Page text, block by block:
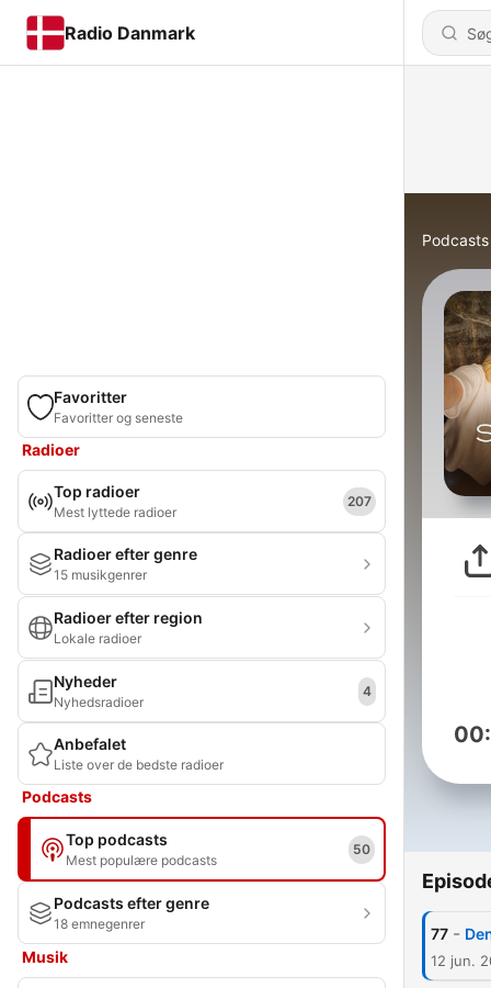
Radio Danmark
Favoritter
Favoritter og seneste
Radioer
Top radioer
Mest lyttede radioer
207
Radioer efter genre
15 musikgenrer
Radioer efter region
Lokale radioer
Nyheder
Nyhedsradioer
4
Anbefalet
Liste over de bedste radioer
Podcasts
Top podcasts
Mest populære podcasts
50
Podcasts efter genre
18 emnegenrer
Musik
Podcasts
77 -
12 jun.